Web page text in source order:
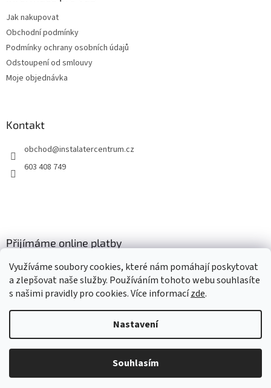
Využíváme soubory cookies, které nám pomáhají poskytovat
a zlepšovat naše služby. Používáním tohoto webu souhlasíte
s našimi pravidly pro cookies. Více informacízde.
Nastavení
Souhlasím
Jak nakupovat
Obchodní podmínky
Podmínky ochrany osobních údajů
Odstoupení od smlouvy
Moje objednávka
Kontakt
obchod@instalatercentrum.cz
603 408 749
Přijímáme online platby
Vytvořil Shoptet
instalatercentrum.cz. Všechna práva vyhrazena.